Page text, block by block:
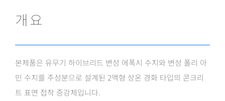
개요
본제품은 유무기 하이브리드 변성 에폭시 수지와 변성 폴리 아
민 수지를 주성분으로 설계된 2액형 상온 경화 타입의 콘크리
트 표면 접착 증강제입니다.